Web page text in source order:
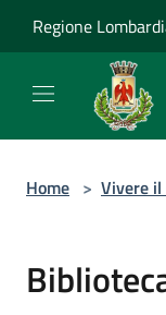
Regione
Home > Vivere il